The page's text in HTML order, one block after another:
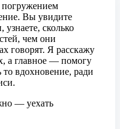
погружением
Вы увидите
узнаете, сколько
чем они
говорят. Я расскажу
а главное — помогу
то вдохновение, ради
— уехать